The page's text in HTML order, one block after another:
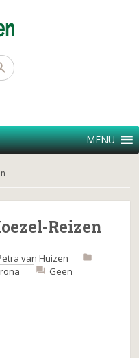
MENU
Reizen
van Huizen
Geen